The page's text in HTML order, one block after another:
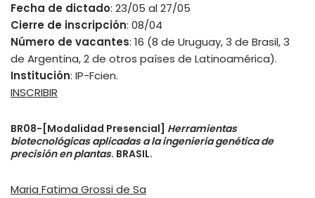
Fecha de dictado: 23/05 al 27/05
Cierre de inscripción: 08/04
Número de vacantes: 16 (8 de Uruguay, 3 de Brasil, 3
de Argentina, 2 de otros países de Latinoamérica).
Institución: IP-Fcien.
INSCRIBIR
BR08-[Modalidad Presencial] Herramientas
biotecnológicas aplicadas a la ingeniería genética de
precisión en plantas. BRASIL.
Maria Fatima Grossi de Sa